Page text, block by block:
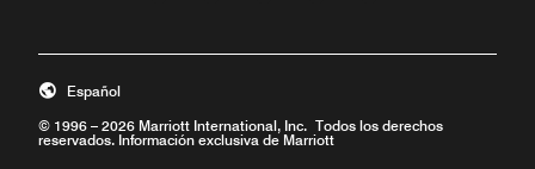
© 1996 – 2026 Marriott International, Inc. Todos los derechos
reservados. Información exclusiva de Marriott
Español